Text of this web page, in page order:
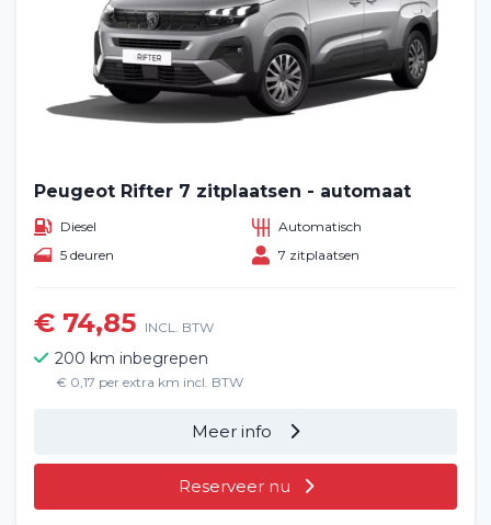
Peugeot Rifter 7 zitplaatsen - automaat
Diesel
Automatisch
5 deuren
7 zitplaatsen
€ 74,85 INCL. BTW
200 km inbegrepen
€ 0,17 per extra km incl. BTW
Meer info
Reserveer nu